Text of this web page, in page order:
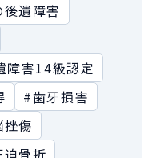
遺障害
障害14級認定
#歯牙損害
傷
骨折